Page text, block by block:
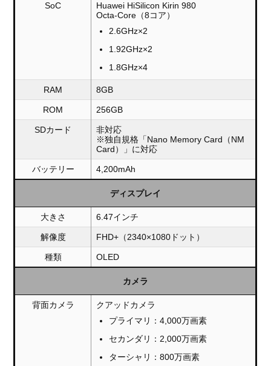
SoC
Huawei HiSilicon Kirin 980
Octa-Core（8コア）
2.6GHz×2
1.92GHz×2
1.8GHz×4
RAM 8GB
ROM 256GB
SDカード
非対応
※独自規格「Nano Memory Card（NM
Card）」に対応
バッテリー 4,200mAh
ディスプレイ
大きさ 6.47インチ
解像度 FHD+（2340×1080ドット）
種類 OLED
カメラ
背面カメラ
クアッドカメラ
プライマリ：4,000万画素
セカンダリ：2,000万画素
ターシャリ：800万画素